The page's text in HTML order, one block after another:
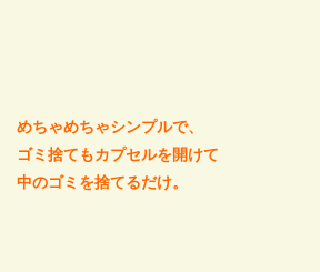
めちゃめちゃシンプルで、
ゴミ捨てもカプセルを開けて
中のゴミを捨てるだけ。